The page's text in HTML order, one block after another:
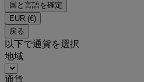
国と言語を確定
EUR (€)
戻る
以下で通貨を選択
地域
通貨